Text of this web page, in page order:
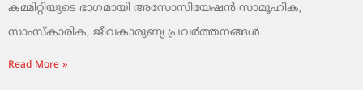
കമ്മിറ്റിയുടെ ഭാഗമായി അസോസിയേഷൻ സാമൂഹിക,
സാംസ്‌കാരിക, ജീവകാരുണ്യ പ്രവർത്തനങ്ങൾ
Read More »